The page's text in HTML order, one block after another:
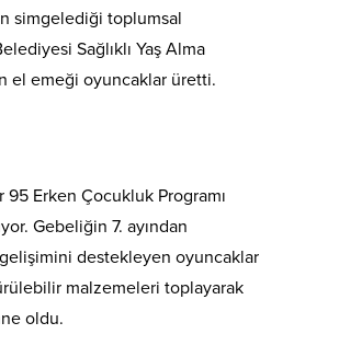
simgelediği toplumsal
Sağlıklı Yaş Alma
el emeği oyuncaklar üretti.
Erken Çocukluk Programı
Gebeliğin 7. ayından
destekleyen oyuncaklar
malzemeleri toplayarak
oldu.